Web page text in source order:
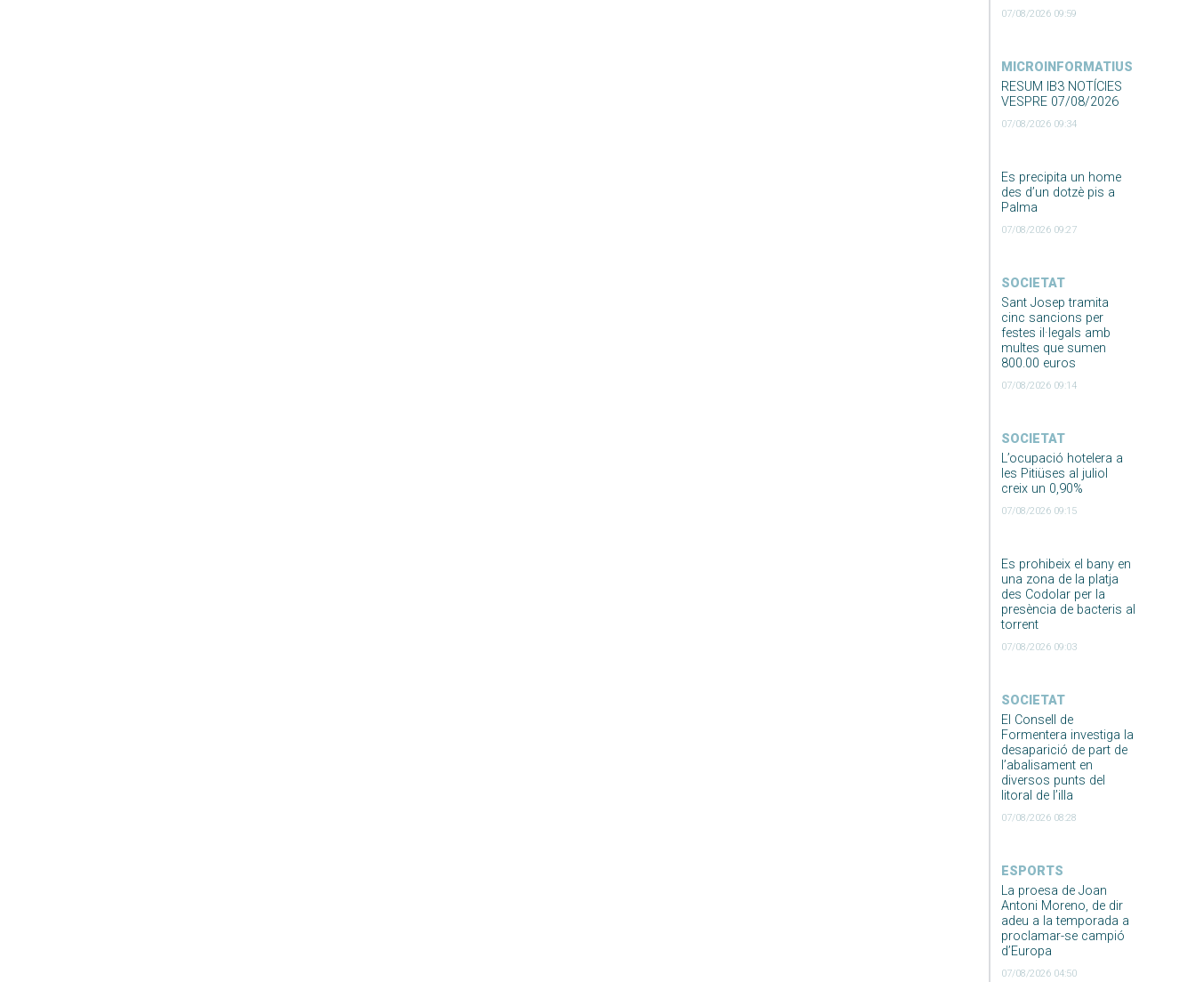
07/08/2026 09:59
MICROINFORMATIUS
RESUM IB3 NOTÍCIES
VESPRE 07/08/2026
07/08/2026 09:34
Es precipita un home
des d’un dotzè pis a
Palma
07/08/2026 09:27
SOCIETAT
Sant Josep tramita
cinc sancions per
festes il·legals amb
multes que sumen
800.00 euros
07/08/2026 09:14
SOCIETAT
L’ocupació hotelera a
les Pitiüses al juliol
creix un 0,90%
07/08/2026 09:15
Es prohibeix el bany en
una zona de la platja
des Codolar per la
presència de bacteris al
torrent
07/08/2026 09:03
SOCIETAT
El Consell de
Formentera investiga la
desaparició de part de
l’abalisament en
diversos punts del
litoral de l’illa
07/08/2026 08:28
ESPORTS
La proesa de Joan
Antoni Moreno, de dir
adeu a la temporada a
proclamar-se campió
d’Europa
07/08/2026 04:50